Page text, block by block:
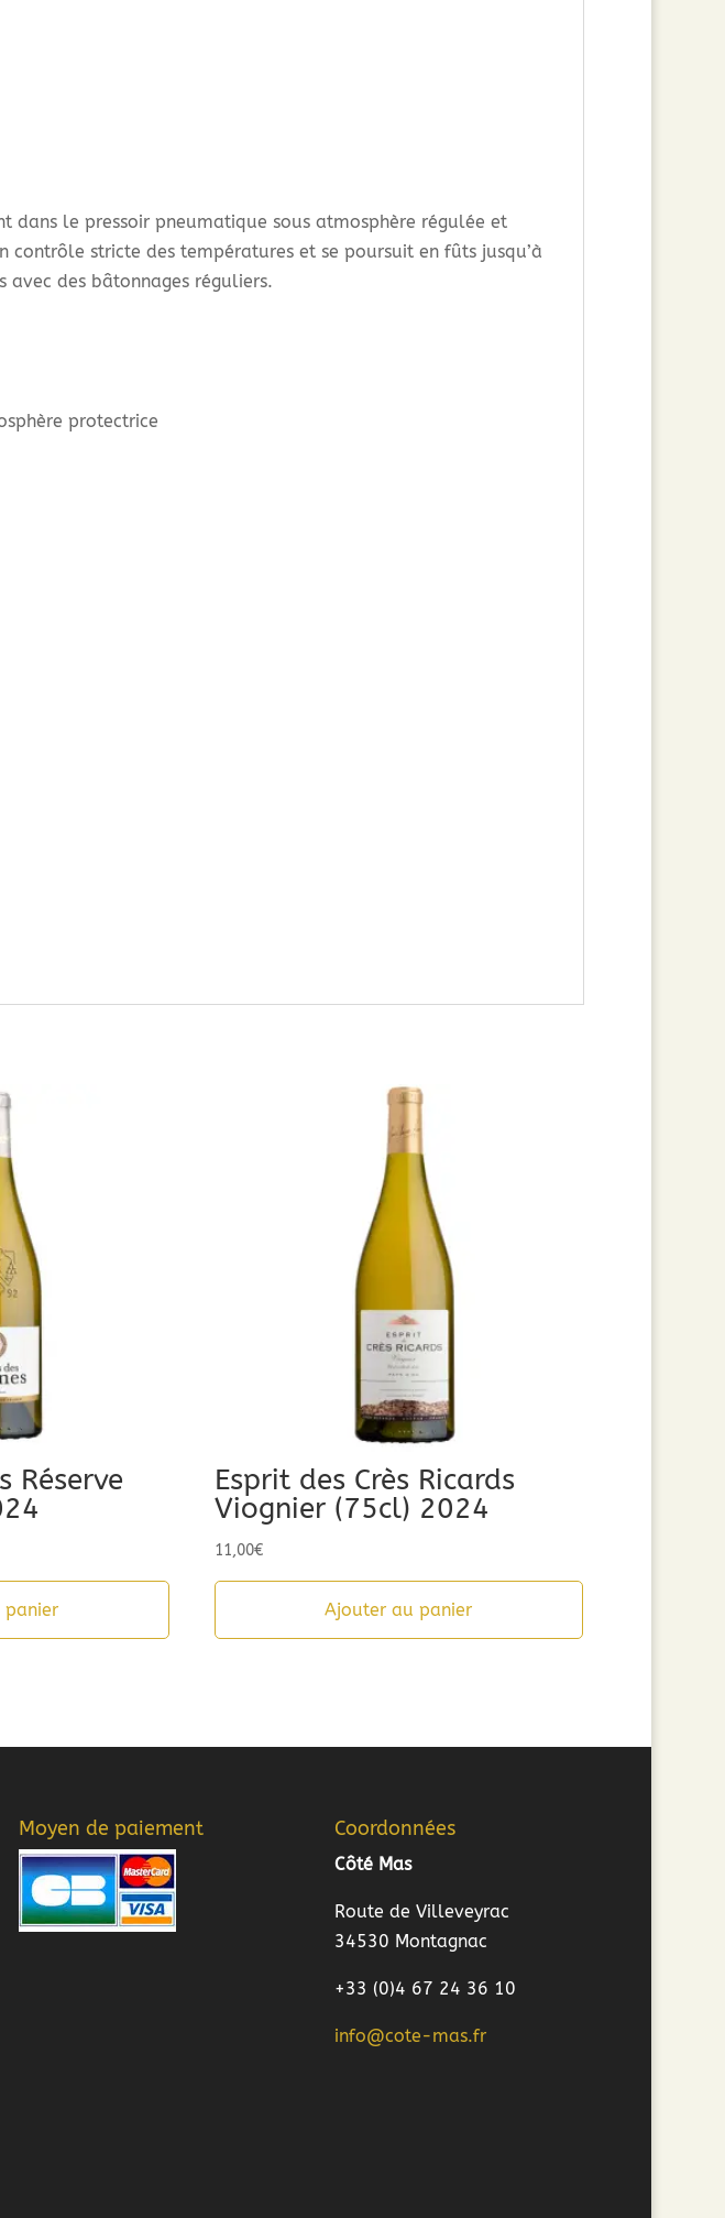
dans le pressoir pneumatique sous atmosphère régulée et
stricte des températures et se poursuit en fûts jusqu’à
avec des bâtonnages réguliers.
protectrice
Réserve
panier
Esprit des Crès Ricards
Viognier (75cl) 2024
11,00€
Ajouter au panier
Moyen de paiement Coordonnées
Côté Mas
Route de Villeveyrac
34530 Montagnac
+33 (0)4 67 24 36 10
info@cote-mas.fr